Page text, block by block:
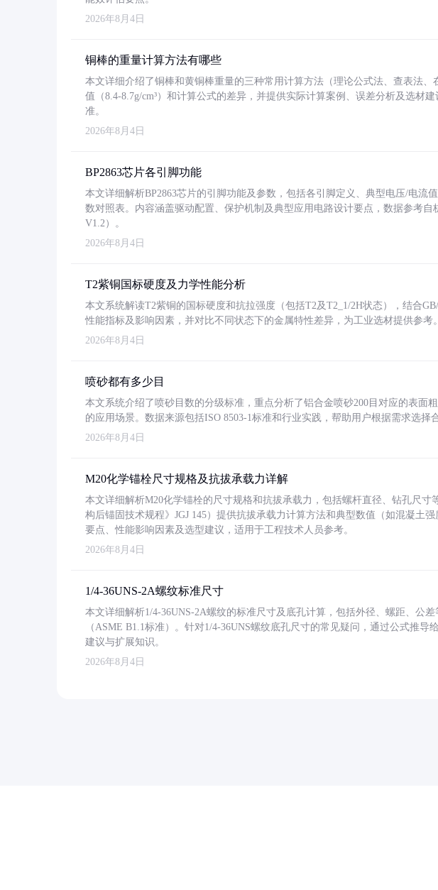
2026年8月4日
铜棒的重量计算方法有哪些
本文详细介绍了铜棒和黄铜棒重量的三种常用计算方法（理论公式法、查表法、
值（8.4-8.7g/cm³）和计算公式的差异，并提供实际计算案例、误差分析及选材
准。
2026年8月4日
BP2863芯片各引脚功能
本文详细解析BP2863芯片的引脚功能及参数，包括各引脚定义、典型电压/电流
数对照表。内容涵盖驱动配置、保护机制及典型应用电路设计要点，数据参考自
V1.2）。
2026年8月4日
T2紫铜国标硬度及力学性能分析
本文系统解读T2紫铜的国标硬度和抗拉强度（包括T2及T2_1/2H状态），结合
性能指标及影响因素，并对比不同状态下的金属特性差异，为工业选材提供参考。
2026年8月4日
喷砂都有多少目
本文系统介绍了喷砂目数的分级标准，重点分析了铝合金喷砂200目对应的表面
的应用场景。数据来源包括ISO 8503-1标准和行业实践，帮助用户根据需求选择
2026年8月4日
M20化学锚栓尺寸规格及抗拔承载力详解
本文详细解析M20化学锚栓的尺寸规格和抗拔承载力，包括螺杆直径、钻孔尺寸
构后锚固技术规程》JGJ 145）提供抗拔承载力计算方法和典型数值（如混凝土
要点、性能影响因素及选型建议，适用于工程技术人员参考。
2026年8月4日
1/4-36UNS-2A螺纹标准尺寸
本文详细解析1/4-36UNS-2A螺纹的标准尺寸及底孔计算，包括外径、螺距、公
（ASME B1.1标准）。针对1/4-36UNS螺纹底孔尺寸的常见疑问，通过公式推
建议与扩展知识。
2026年8月4日